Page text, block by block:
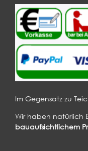
Im Gegensatz zu
Wir haben natürlich
bauaufsichtlichem